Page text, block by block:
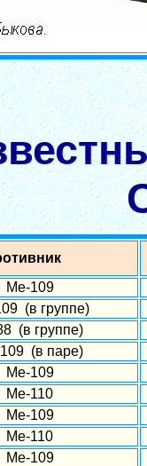
Ме-109
(в группе)
(в группе)
(в паре)
Ме-109
Ме-110
Ме-109
Ме-110
Ме-109